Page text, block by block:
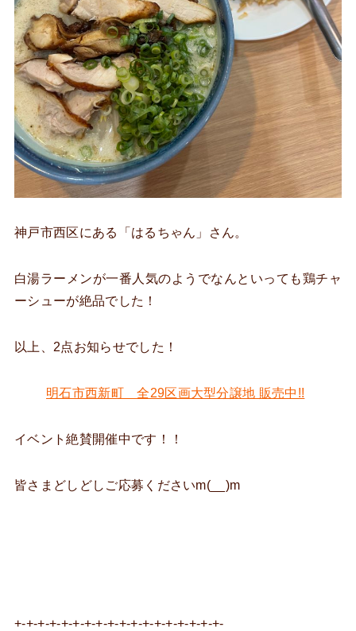
神戸市西区にある「はるちゃん」さん。
白湯ラーメンが一番人気のようでなんといっても鶏チャ
ーシューが絶品でした！
以上、2点お知らせでした！
明石市西新町 全29区画大型分譲地 販売中!!
イベント絶賛開催中です！！
皆さまどしどしご応募くださいm(__)m
+-+-+-+-+-+-+-+-+-+-+-+-+-+-+-+-+-+-